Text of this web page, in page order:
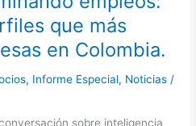
que más
en Colombia.
, Informe Especial, Noticias /
sobre inteligencia